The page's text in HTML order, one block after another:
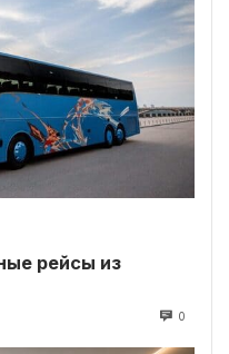
рейсы из
0